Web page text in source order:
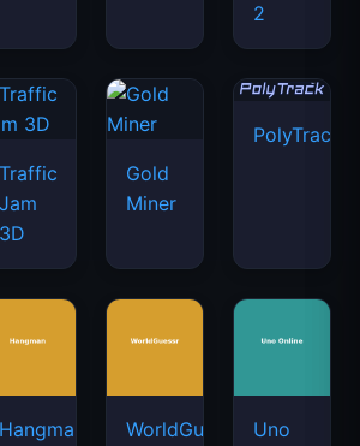
2
Traffic
Jam
3D
Gold
Miner
PolyTrack
Hangman WorldGuessr
Uno